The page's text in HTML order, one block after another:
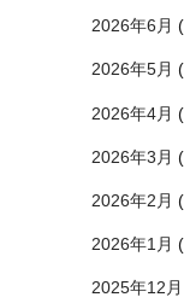
2026年6月
2026年5月
2026年4月
2026年3月
2026年2月
2026年1月
2025年12月